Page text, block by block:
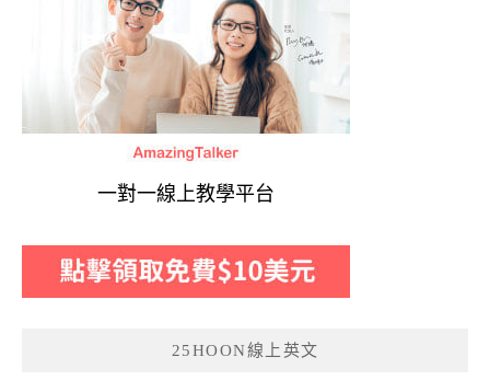
一對一線上教學平台
25HOON線上英文